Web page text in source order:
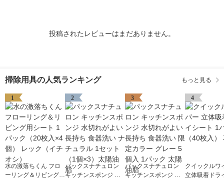
投稿されたレビューはまだありません。
掃除用具の人気ランキング もっと見る
1
水の激落ちくん フロ
ーリング＆リビング用
2
パックスナチュロン
キッチンスポンジ 水
3
パックスナチュロン
キッチンスポンジ 水
4
クイックルワ
立体吸着ドラ